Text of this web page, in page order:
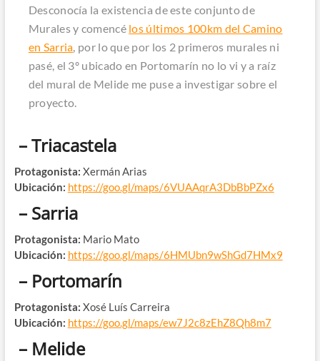
Desconocía la existencia de este conjunto de
Murales y comencé los últimos 100km del Camino
en Sarria , por lo que por los 2 primeros murales ni
pasé, el 3º ubicado en Portomarín no lo vi y a raíz
del mural de Melide me puse a investigar sobre el
proyecto.
– Triacastela
Protagonista: Xermán Arias
Ubicación: https://goo.gl/maps/6VUAAqrA3DbBbPZx6
– Sarria
Protagonista: Mario Mato
Ubicación: https://goo.gl/maps/6HMUbn9wShGd7HMx9
– Portomarín
Protagonista: Xosé Luís Carreira
Ubicación: https://goo.gl/maps/ew7J2c8zEhZ8Qh8m7
– Melide